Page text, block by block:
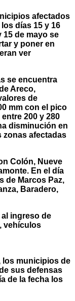
afectados
días 15 y 16
15 de mayo se
y poner en
ver
se encuentra
Areco,
de
mm con el pico
200 y 280
disminución en
zonas afectadas
Colón, Nueve
En el día
de Marcos Paz,
Baradero,
ingreso de
vehículos
los municipios de
sus defensas
de la fecha los